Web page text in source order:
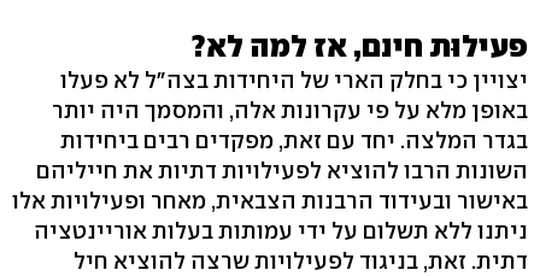
פעילוּת חינם, אז למה לא?
יצויין כי בחלק הארי של היחידות בצה"ל לא פעלו
באופן מלא על פי עקרונות אלה, והמסמך היה יותר
בגדר המלצה. יחד עם זאת, מפקדים רבים ביחידות
השונות הרבו להוציא לפעילויות דתיות את חייליהם
באישור ובעידוד הרבנות הצבאית, מאחר ופעילויות אלו
ניתנו ללא תשלום על ידי עמותות בעלות אוריינטציה
דתית. זאת, בניגוד לפעילויות שרצה להוציא חיל